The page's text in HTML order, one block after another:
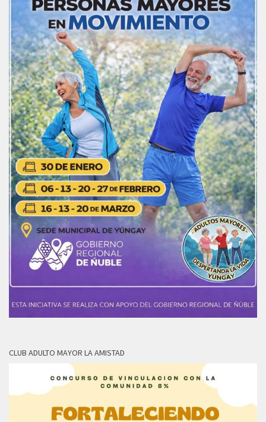
CLUB ADULTO MAYOR LA AMISTAD